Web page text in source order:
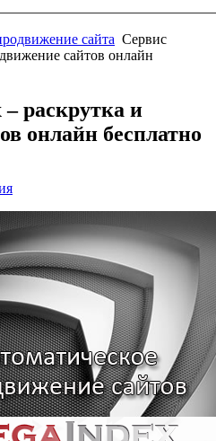
сайта Сервис
сайтов онлайн
раскрутка и
онлайн бесплатно